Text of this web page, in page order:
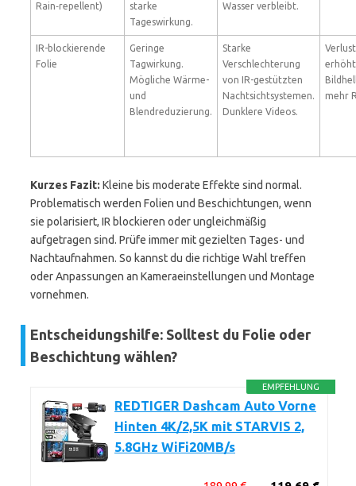
Rain‑repellent)
starke
Tageswirkung.
Wasser verbleibt.
IR-blockierende
Folie
Geringe
Tagwirkung.
Mögliche Wärme-
und
Blendreduzierung.
Starke
Verschlechterung
von IR-gestützten
Nachtsichtsystemen.
Dunklere Videos.
mehr
Kurzes Fazit: Kleine bis moderate Effekte sind normal.
Problematisch werden Folien und Beschichtungen, wenn
sie polarisiert, IR blockieren oder ungleichmäßig
aufgetragen sind. Prüfe immer mit gezielten Tages- und
Nachtaufnahmen. So kannst du die richtige Wahl treffen
oder Anpassungen an Kameraeinstellungen und Montage
vornehmen.
Entscheidungshilfe: Solltest du Folie oder
Beschichtung wählen?
EMPFEHLUNG
REDTIGER Dashcam Auto Vorne
Hinten 4K/2,5K mit STARVIS 2,
5.8GHz WiFi20MB/s